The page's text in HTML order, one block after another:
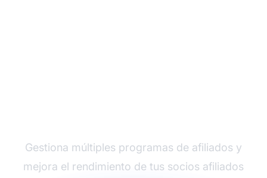
Gestiona múltiples programas de afiliados y
mejora el rendimiento de tus socios afiliados